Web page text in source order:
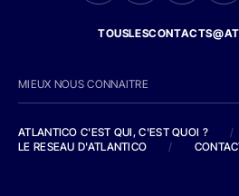
MIEUX NOUS CONNAITRE
ATLANTICO C'EST QUI, C'EST QUOI ?
/
LE RESEAU D'ATLANTICO
/